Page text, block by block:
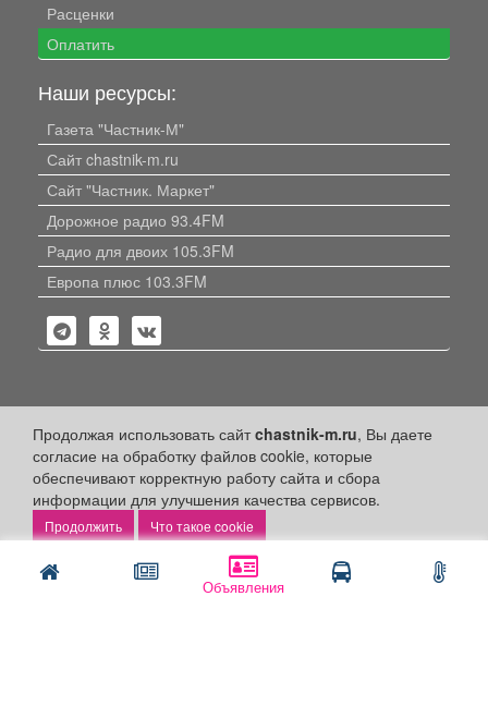
Объявления
Продолжая использовать сайтchastnik-m.ru, Вы даете
согласие на обработку файлов cookie, которые
обеспечивают корректную работу сайта и сбора
информации для улучшения качества сервисов.
Что такое cookie
Расценки
Оплатить
Наши ресурсы:
Газета "Частник-М"
Сайт chastnik-m.ru
Сайт "Частник. Маркет"
Дорожное радио 93.4FM
Радио для двоих 105.3FM
Европа плюс 103.3FM
Политика конфиденциальности
Публикации с пометкой «Реклама», «На правах рекламы»,
«Партнёрский проект» оплачены рекламодателем.
Редакция сайта не несет ответственности за достоверность
объявлениях.
+16 © 2006-2026 ООО "Частник-М"